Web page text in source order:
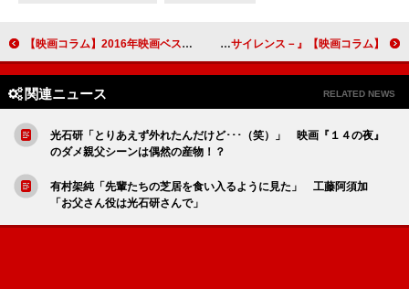
【映画コラム】2016年映画ベストテン 【映画コラム】スコセッシ自身の葛藤が反映された力作『沈黙－サイレンス－』
関連ニュース RELATED NEWS
光石研「とりあえず外れたんだけど･･･（笑）」 映画『１４の夜』
のダメ親父シーンは偶然の産物！？
有村架純「先輩たちの芝居を食い入るように見た」 工藤阿須加
「お父さん役は光石研さんで」